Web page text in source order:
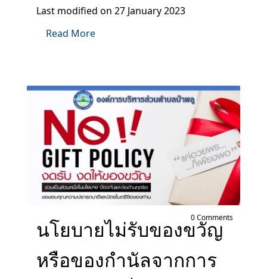
Last modified on 27 January 2023
Read More
0 Comments
นโยบายไม่รับของขวัญ
หรือของกำนัลจากการ